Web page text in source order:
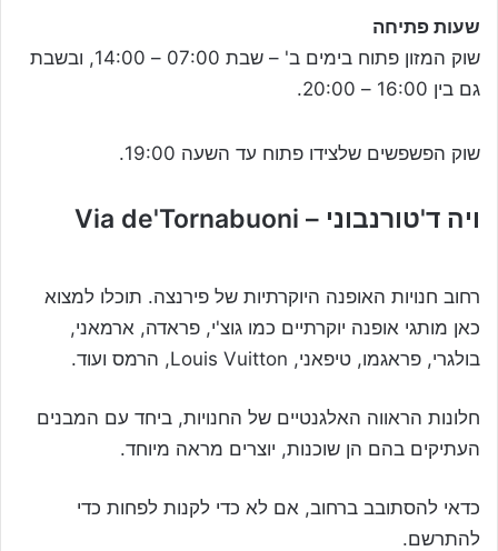
שעות פתיחה
שוק המזון פתוח בימים ב' – שבת 07:00 – 14:00, ובשבת
גם בין 16:00 – 20:00.
שוק הפשפשים שלצידו פתוח עד השעה 19:00.
ויה ד'טורנבוני – Via de'Tornabuoni
רחוב חנויות האופנה היוקרתיות של פירנצה. תוכלו למצוא
כאן מותגי אופנה יוקרתיים כמו גוצ'י, פראדה, ארמאני,
בולגרי, פראגמו, טיפאני, Louis Vuitton, הרמס ועוד.
חלונות הראווה האלגנטיים של החנויות, ביחד עם המבנים
העתיקים בהם הן שוכנות, יוצרים מראה מיוחד.
כדאי להסתובב ברחוב, אם לא כדי לקנות לפחות כדי
להתרשם.